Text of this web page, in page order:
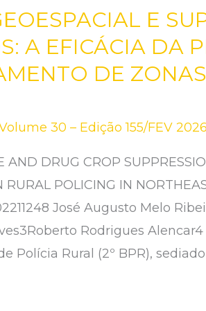
E
A EFICÁCIA DA
DE
30 – Edição 155/FEV 2026
AND DRUG CROP
POLICING IN
José Augusto Melo
Rodrigues
Polícia Rural (2º BPR),